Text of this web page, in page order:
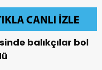
balıkçılar bol